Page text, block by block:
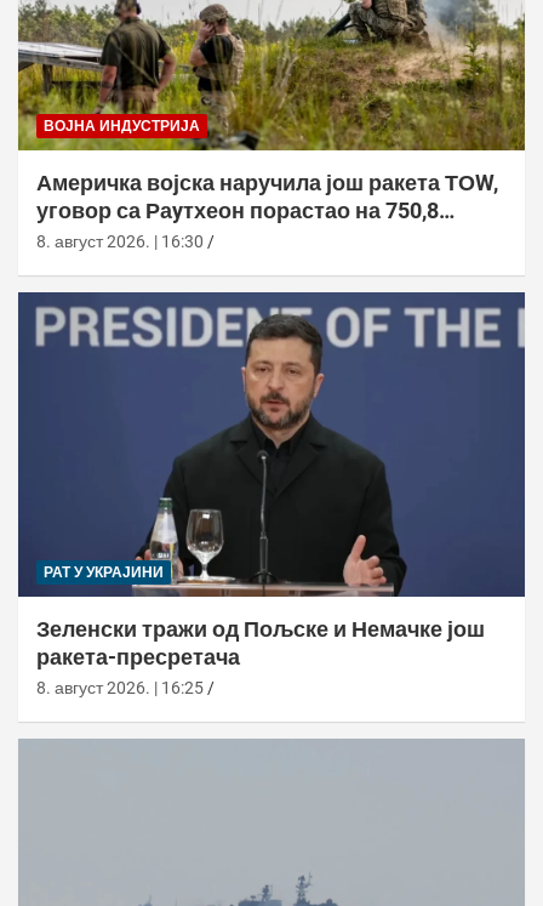
ВОЈНА ИНДУСТРИЈА
Америчка војска наручила још ракета ТОW,
уговор са Раyтхеон порастао на 750,8
милиона долара
8. август 2026. | 16:30
РАТ У УКРАЈИНИ
Зеленски тражи од Пољске и Немачке још
ракета-пресретача
8. август 2026. | 16:25